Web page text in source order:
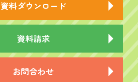
資料ダウンロード
資料請求
お問合わせ